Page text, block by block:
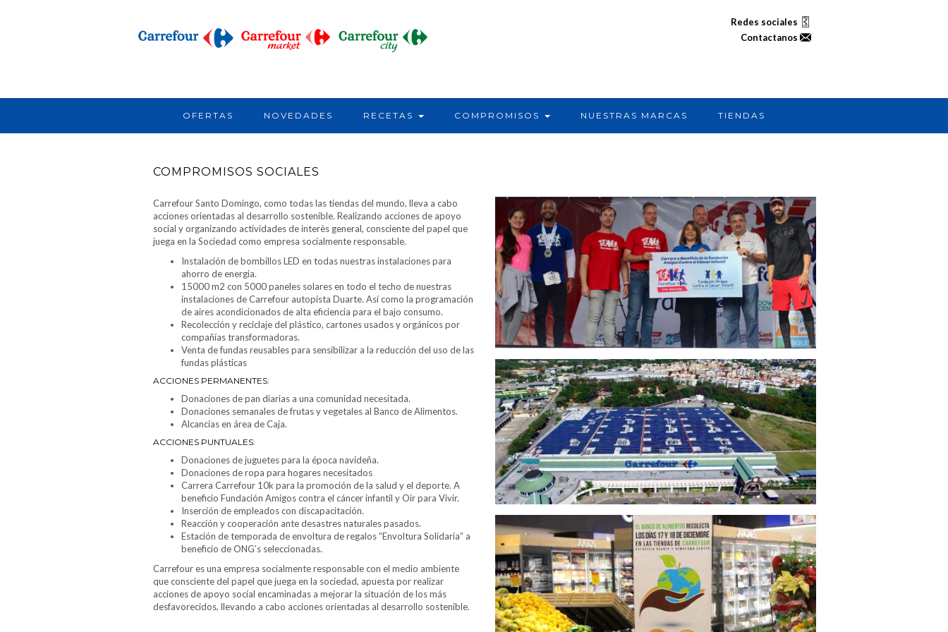
Redes sociales
Contactanos
OFERTAS NOVEDADES RECETAS COMPROMISOS NUESTRAS MARCAS TIENDAS
COMPROMISOS SOCIALES
Carrefour Santo Domingo, como todas las tiendas del mundo, lleva a cabo
acciones orientadas al desarrollo sostenible. Realizando acciones de apoyo
social y organizando actividades de interès general, consciente del papel que
juega en la Sociedad como empresa socialmente responsable.
Instalación de bombillos LED en todas nuestras instalaciones para
ahorro de energia.
15000 m2 con 5000 paneles solares en todo el techo de nuestras
instalaciones de Carrefour autopista Duarte. Así como la programación
de aires acondicionados de alta eficiencia para el bajo consumo.
Recolección y reciclaje del plástico, cartones usados y orgánicos por
compañías transformadoras.
Venta de fundas reusables para sensibilizar a la reducción del uso de las
fundas plásticas
ACCIONES PERMANENTES:
Donaciones de pan diarias a una comunidad necesitada.
Donaciones semanales de frutas y vegetales al Banco de Alimentos.
Alcancías en área de Caja.
ACCIONES PUNTUALES:
Donaciones de juguetes para la época navideña.
Donaciones de ropa para hogares necesitados
Carrera Carrefour 10k para la promoción de la salud y el deporte. A
beneficio Fundación Amigos contra el cáncer infantil y Oir para Vivir.
Inserción de empleados con discapacitación.
Reacción y cooperación ante desastres naturales pasados.
Estación de temporada de envoltura de regalos “Envoltura Solidaria” a
beneficio de ONG’s seleccionadas.
Carrefour es una empresa socialmente responsable con el medio ambiente
que consciente del papel que juega en la sociedad, apuesta por realizar
acciones de apoyo social encaminadas a mejorar la situación de los más
desfavorecidos, llevando a cabo acciones orientadas al desarrollo sostenible.